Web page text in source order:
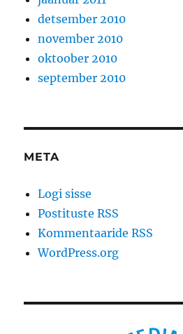
detsember 2010
november 2010
oktoober 2010
september 2010
META
Logi sisse
Postituste RSS
Kommentaaride RSS
WordPress.org